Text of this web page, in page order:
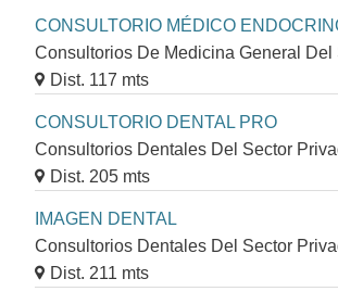
CONSULTORIO MÉDICO
Consultorios De Medicina General Del
Dist. 117 mts
CONSULTORIO DENTAL PRO
Consultorios Dentales Del Sector
Dist. 205 mts
IMAGEN DENTAL
Consultorios Dentales Del Sector
Dist. 211 mts